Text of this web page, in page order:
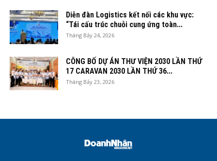
Diễn đàn Logistics kết nối các khu vực:
“Tái cấu trúc chuỗi cung ứng toàn...
Tháng Bảy 24, 2026
CÔNG BỐ DỰ ÁN THƯ VIỆN 2030 LẦN THỨ
17 CARAVAN 2030 LẦN THỨ 36...
Tháng Bảy 23, 2026